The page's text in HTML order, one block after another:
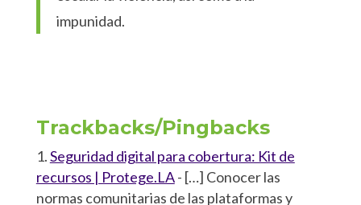
impunidad.
Trackbacks/Pingbacks
Seguridad digital para cobertura: Kit de
recursos | Protege.LA- […] Conocer las
normas comunitarias de las plataformas y